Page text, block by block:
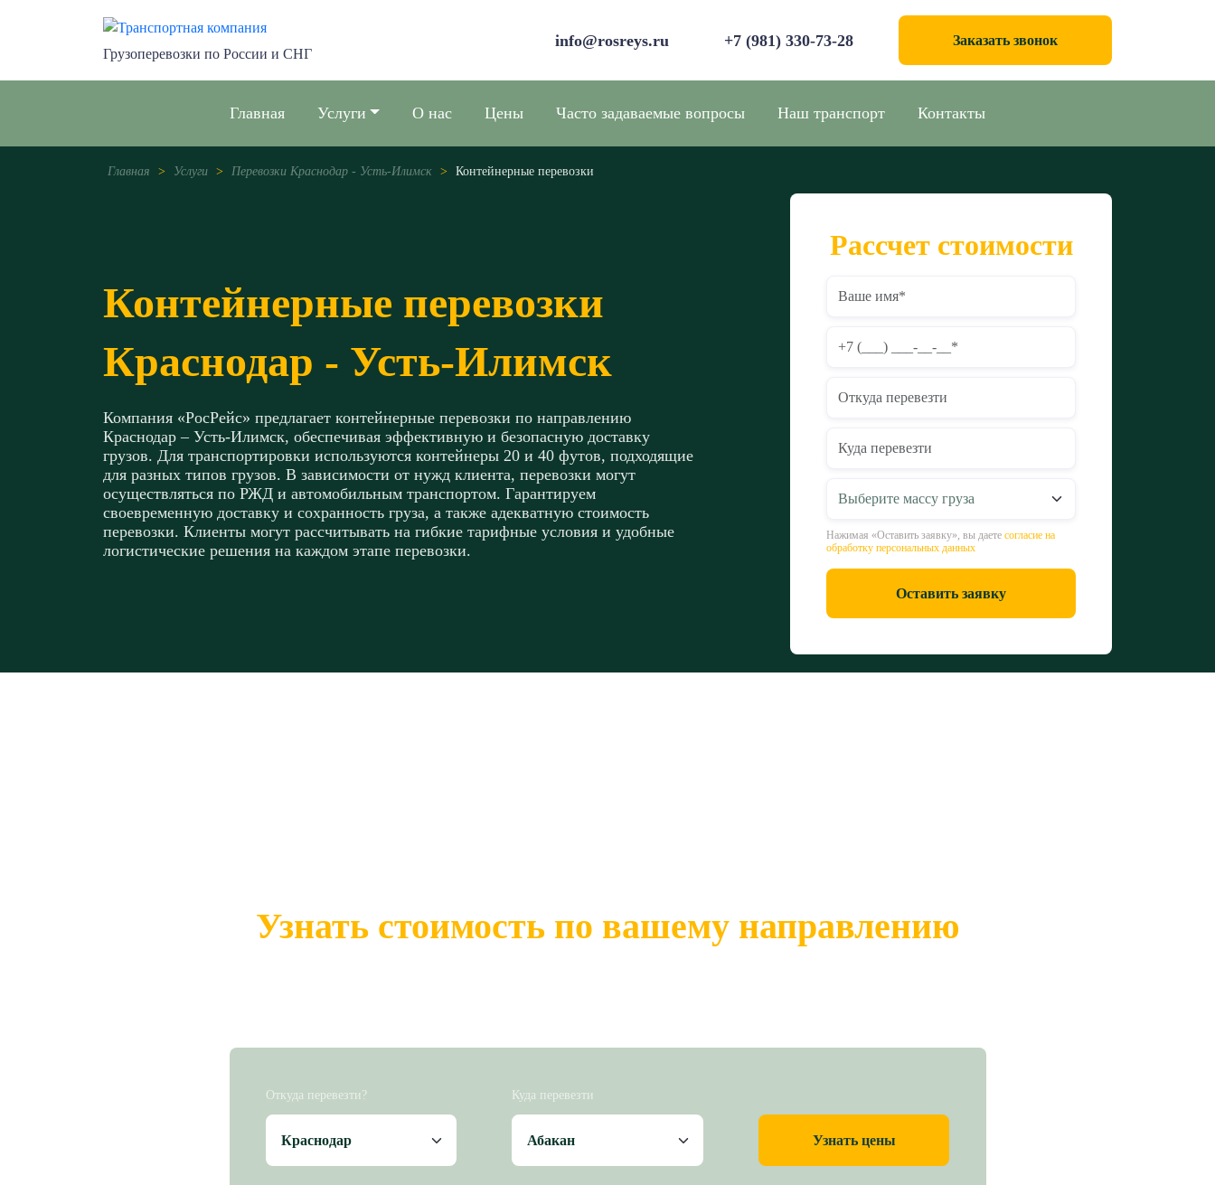
Грузоперевозки по России и СНГ
info@rosreys.ru +7 (981) 330-73-28 Заказать звонок
Главная Услуги О нас Цены Часто задаваемые вопросы Наш транспорт Контакты
Главная > Услуги > Перевозки Краснодар - Усть-Илимск > Контейнерные перевозки
Контейнерные перевозки
Краснодар - Усть-Илимск
Компания «РосРейс» предлагает контейнерные перевозки по направлению
Краснодар – Усть-Илимск, обеспечивая эффективную и безопасную доставку
грузов. Для транспортировки используются контейнеры 20 и 40 футов, подходящие
для разных типов грузов. В зависимости от нужд клиента, перевозки могут
осуществляться по РЖД и автомобильным транспортом. Гарантируем
своевременную доставку и сохранность груза, а также адекватную стоимость
перевозки. Клиенты могут рассчитывать на гибкие тарифные условия и удобные
логистические решения на каждом этапе перевозки.
Рассчет стоимости
Нажимая «Оставить заявку», вы даете согласие на
обработку персональных данных
Оставить заявку
Узнать стоимость по вашему направлению
Откуда перевезти? Куда перевезти
Узнать цены